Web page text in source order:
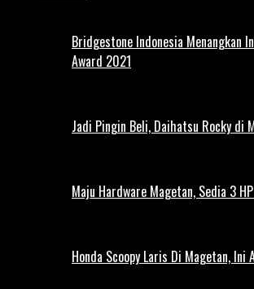
Bridgestone Indonesia Menangkan
Award 2021
Jadi Pingin Beli, Daihatsu Rocky di
Maju Hardware Magetan, Sedia 3
Honda Scoopy Laris Di Magetan, Ini